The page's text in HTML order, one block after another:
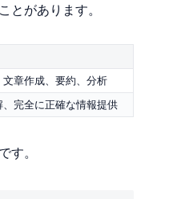
とがあります。
章作成、要約、分析
完全に正確な情報提供
す。